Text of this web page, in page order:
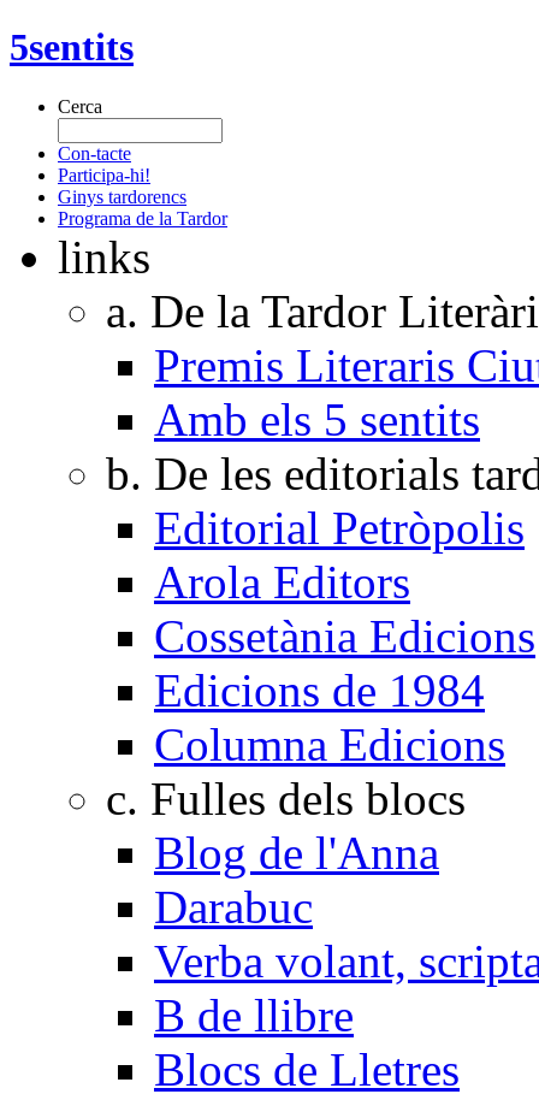
5sentits
Cerca
Con-tacte
Participa-hi!
Ginys tardorencs
Programa de la Tardor
links
a. De la Tardor
Premis Literaris
Amb els 5 sentits
b. De les editorials
Editorial Petròpolis
Arola Editors
Cossetània Edicions
Edicions de 1984
Columna Edicions
c. Fulles dels blocs
Blog de l'Anna
Darabuc
Verba volant,
B de llibre
Blocs de Lletres